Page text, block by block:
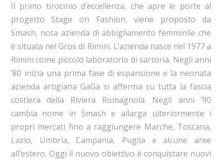
Il primo tirocinio d’eccellenza, che apre le porte al
progetto Stage on Fashion, viene proposto da
Smash, nota azienda di abbigliamento femminile che
è situata nel Gros di Rimini. L’azienda nasce nel 1977 a
Rimini come piccolo laboratorio di sartoria. Negli anni
’80 inizia una prima fase di espansione e la neonata
azienda artigiana GaGa si afferma su tutta la fascia
costiera della Riviera Romagnola. Negli anni ’90
cambia nome in Smash e allarga ulteriormente i
propri mercati fino a raggiungere Marche, Toscana,
Lazio, Umbria, Campania, Puglia e alcune aree
all’estero. Oggi il nuovo obiettivo è conquistare nuovi